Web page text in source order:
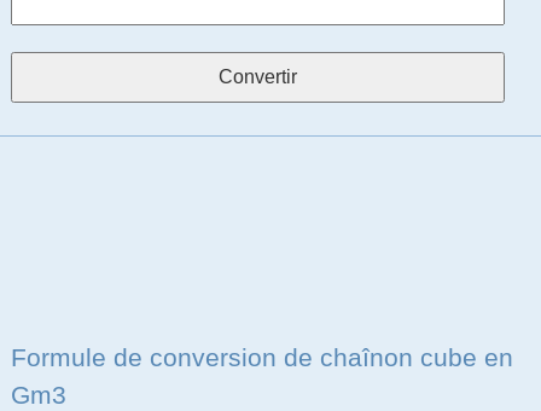
Formule de conversion de chaînon cube en
Gm3